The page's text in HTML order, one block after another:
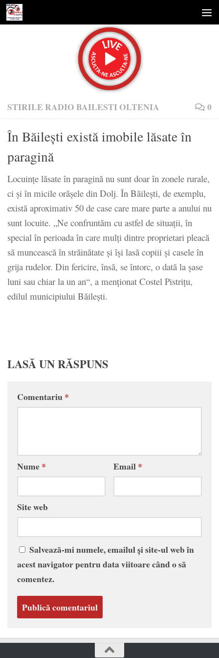
Skip to content
STIRILE RADIO BAILESTI OLTENIA 0
În Băileşti există imobile lăsate în
paragină
Locuinţe lăsate în paragină nu sunt doar în zonele rurale,
ci şi în micile orăşele din Dolj. În Băileşti, de exemplu,
există aproximativ 50 de case care mare parte a anului nu
sunt locuite. „Ne confruntăm cu astfel de situaţii, în
special în perioada în care mulţi dintre proprietari pleacă
să muncească în străinătate şi îşi lasă copiii şi casele în
grija rudelor. Din fericire, însă, se întorc, o dată la şase
luni sau chiar la un an“, a menţionat Costel Pistriţu,
edilul municipiului Băileşti.
LASĂ UN RĂSPUNS
Comentariu*
Nume* Email*
Site web
Salvează-mi numele, emailul și site-ul web în
acest navigator pentru data viitoare când o să
comentez.